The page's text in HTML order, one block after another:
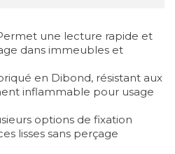
une lecture rapide et
dans immeubles et
en Dibond, résistant aux
inflammable pour usage
options de fixation
lisses sans perçage